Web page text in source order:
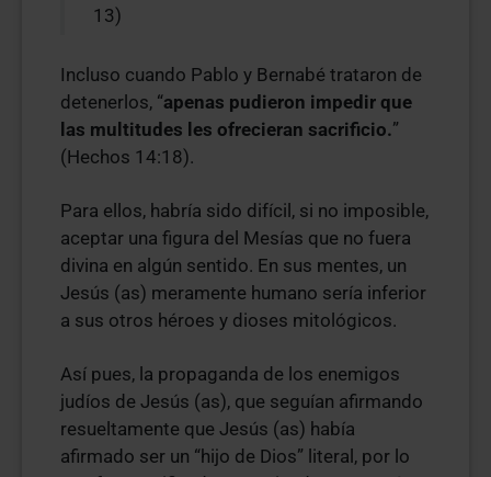
13)
Incluso cuando Pablo y Bernabé trataron de
detenerlos, “apenas pudieron impedir que
las multitudes les ofrecieran sacrificio.”
(Hechos 14:18).
Para ellos, habría sido difícil, si no imposible,
aceptar una figura del Mesías que no fuera
divina en algún sentido. En sus mentes, un
Jesús (as) meramente humano sería inferior
a sus otros héroes y dioses mitológicos.
Así pues, la propaganda de los enemigos
judíos de Jesús (as), que seguían afirmando
resueltamente que Jesús (as) había
afirmado ser un “hijo de Dios” literal, por lo